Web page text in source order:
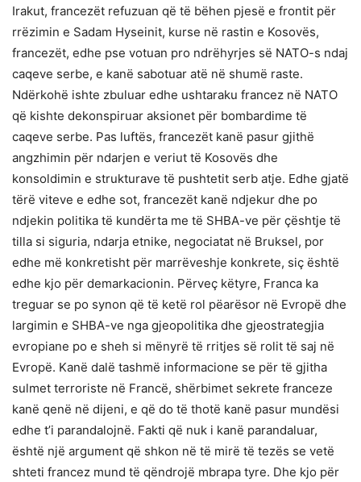
Irakut, francezët refuzuan që të bëhen pjesë e frontit për
rrëzimin e Sadam Hyseinit, kurse në rastin e Kosovës,
francezët, edhe pse votuan pro ndrëhyrjes së NATO-s ndaj
caqeve serbe, e kanë sabotuar atë në shumë raste.
Ndërkohë ishte zbuluar edhe ushtaraku francez në NATO
që kishte dekonspiruar aksionet për bombardime të
caqeve serbe. Pas luftës, francezët kanë pasur gjithë
angzhimin për ndarjen e veriut të Kosovës dhe
konsoldimin e strukturave të pushtetit serb atje. Edhe gjatë
tërë viteve e edhe sot, francezët kanë ndjekur dhe po
ndjekin politika të kundërta me të SHBA-ve për çështje të
tilla si siguria, ndarja etnike, negociatat në Bruksel, por
edhe më konkretisht për marrëveshje konkrete, siç është
edhe kjo për demarkacionin. Përveç këtyre, Franca ka
treguar se po synon që të ketë rol pëarësor në Evropë dhe
largimin e SHBA-ve nga gjeopolitika dhe gjeostrategjia
evropiane po e sheh si mënyrë të rritjes së rolit të saj në
Evropë. Kanë dalë tashmë informacione se për të gjitha
sulmet terroriste në Francë, shërbimet sekrete franceze
kanë qenë në dijeni, e që do të thotë kanë pasur mundësi
edhe t’i parandalojnë. Fakti që nuk i kanë parandaluar,
është një argument që shkon në të mirë të tezës se vetë
shteti francez mund të qëndrojë mbrapa tyre. Dhe kjo për